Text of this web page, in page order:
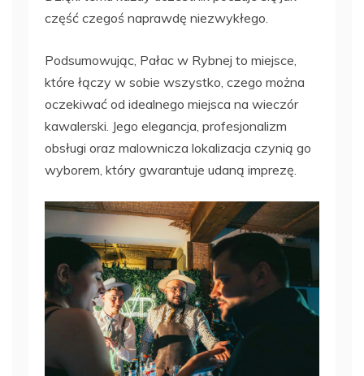
część czegoś naprawdę niezwykłego.
Podsumowując, Pałac w Rybnej to miejsce,
które łączy w sobie wszystko, czego można
oczekiwać od idealnego miejsca na wieczór
kawalerski. Jego elegancja, profesjonalizm
obsługi oraz malownicza lokalizacja czynią go
wyborem, który gwarantuje udaną imprezę.